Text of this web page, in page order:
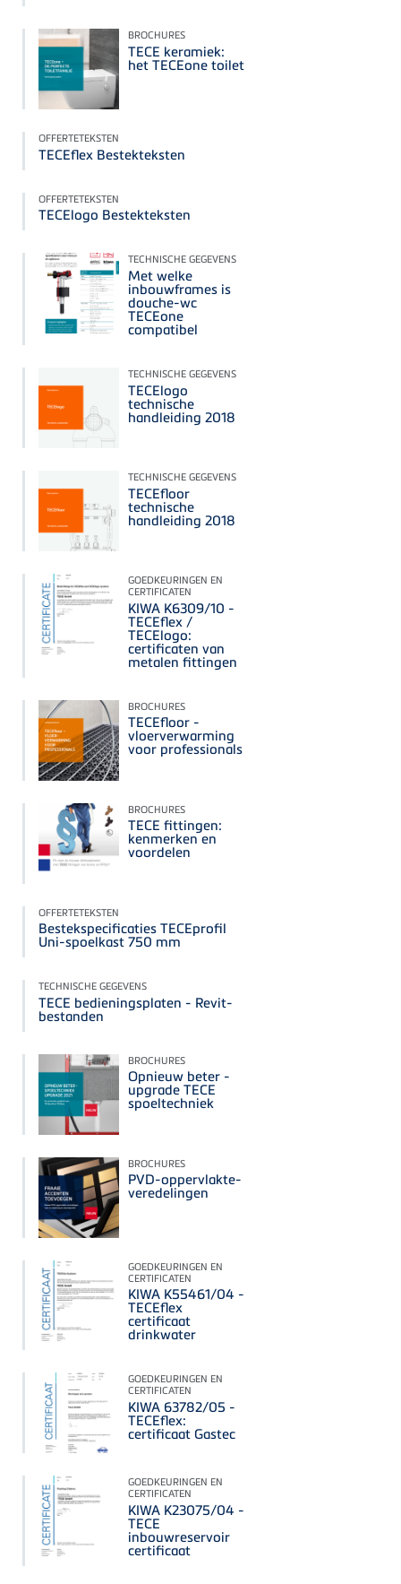
BROCHURES
TECE keramiek:
het TECEone toilet
OFFERTETEKSTEN
TECEflex Bestekteksten
OFFERTETEKSTEN
TECElogo Bestekteksten
TECHNISCHE GEGEVENS
Met welke
inbouwframes is
douche-wc
TECEone
compatibel
TECHNISCHE GEGEVENS
TECElogo
technische
handleiding 2018
TECHNISCHE GEGEVENS
TECEfloor
technische
handleiding 2018
GOEDKEURINGEN EN
CERTIFICATEN
KIWA K6309/10 -
TECEflex /
TECElogo:
certificaten van
metalen fittingen
BROCHURES
TECEfloor -
vloerverwarming
voor professionals
BROCHURES
TECE fittingen:
kenmerken en
voordelen
OFFERTETEKSTEN
Bestekspecificaties TECEprofil
Uni-spoelkast 750 mm
TECHNISCHE GEGEVENS
TECE bedieningsplaten - Revit-
bestanden
BROCHURES
Opnieuw beter -
upgrade TECE
spoeltechniek
BROCHURES
PVD-oppervlakte-
veredelingen
GOEDKEURINGEN EN
CERTIFICATEN
KIWA K55461/04 -
TECEflex
certificaat
drinkwater
GOEDKEURINGEN EN
CERTIFICATEN
KIWA 63782/05 -
TECEflex:
certificaat Gastec
GOEDKEURINGEN EN
CERTIFICATEN
KIWA K23075/04 -
TECE
inbouwreservoir
certificaat